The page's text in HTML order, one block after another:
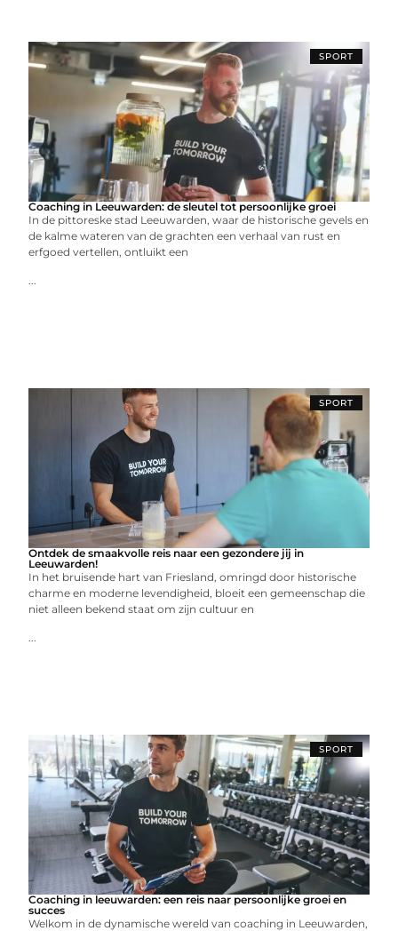
SPORT
Coaching in Leeuwarden: de sleutel tot persoonlijke groei
In de pittoreske stad Leeuwarden, waar de historische gevels en
de kalme wateren van de grachten een verhaal van rust en
erfgoed vertellen, ontluikt een
...
SPORT
Ontdek de smaakvolle reis naar een gezondere jij in
Leeuwarden!
In het bruisende hart van Friesland, omringd door historische
charme en moderne levendigheid, bloeit een gemeenschap die
niet alleen bekend staat om zijn cultuur en
...
SPORT
Coaching in leeuwarden: een reis naar persoonlijke groei en
succes
Welkom in de dynamische wereld van coaching in Leeuwarden,